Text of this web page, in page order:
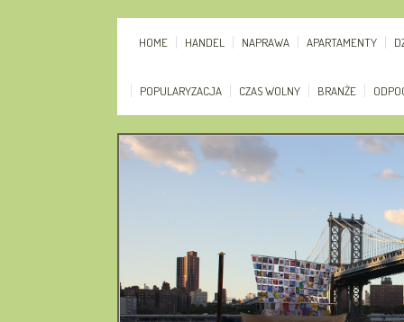
HOME HANDEL NAPRAWA APARTAMENTY
POPULARYZACJA CZAS WOLNY BRANŻE